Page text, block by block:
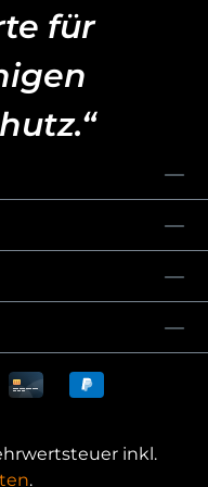
für
inkl.
.